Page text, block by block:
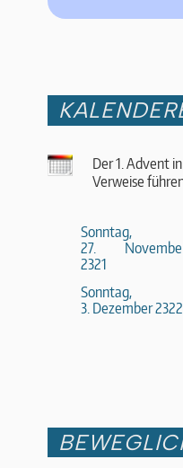
Der 1. Advent
Verweise
Sonntag,
27.
2321
Sonntag,
3. Dezember 2322